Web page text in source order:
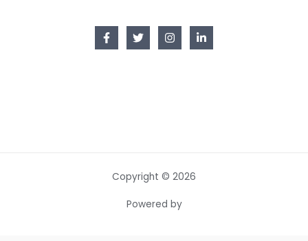
Copyright © 2026
Powered by